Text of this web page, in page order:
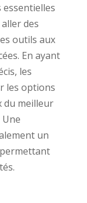
essentielles
des
outils aux
En ayant
les
les options
du meilleur
un